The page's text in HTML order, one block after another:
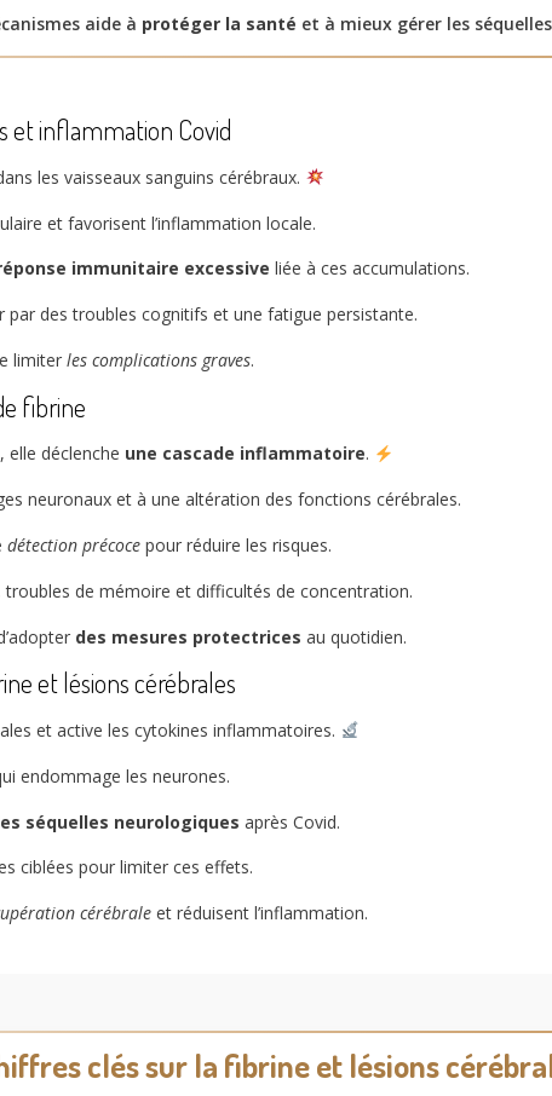
aide à protéger la santé et à mieux gérer les
et inflammation Covid
les vaisseaux sanguins cérébraux.
et favorisent l’inflammation locale.
immunitaire excessive liée à ces accumulations.
des troubles cognitifs et une fatigue persistante.
limiter les complications graves.
fibrine
elle déclenche une cascade inflammatoire.
neuronaux et à une altération des fonctions cérébrales.
détection précoce pour réduire les risques.
de mémoire et difficultés de concentration.
des mesures protectrices au quotidien.
et lésions cérébrales
et active les cytokines inflammatoires.
endommage les neurones.
séquelles neurologiques après Covid.
ciblées pour limiter ces effets.
cérébrale et réduisent l’inflammation.
clés sur la fibrine et lésions